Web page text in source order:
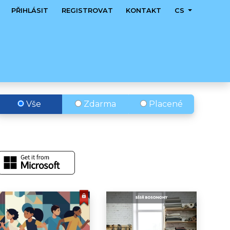
PŘIHLÁSIT REGISTROVAT KONTAKT CS
Vše Zdarma Placené